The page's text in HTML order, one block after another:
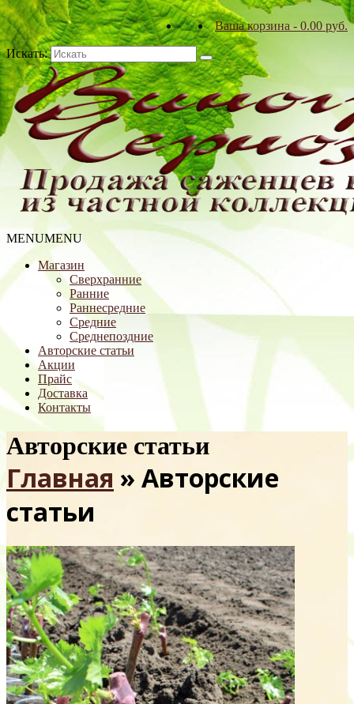
Ваша корзина - 0.00 руб.
Искать:
MENUMENU
Магазин
Сверхранние
Ранние
Раннесредние
Средние
Среднепоздние
Авторские статьи
Акции
Прайс
Доставка
Контакты
Авторские статьи
Главная » Авторские
статьи